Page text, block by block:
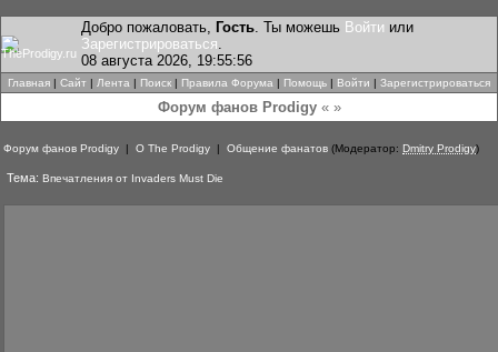
Добро пожаловать, Гость. Ты можешь Войти или
Зарегистрироваться.
08 августа 2026, 19:55:56
Главная | Сайт | Лента | Поиск | Правила Форума | Помощь | Войти | Зарегистрироваться
Форум фанов Prodigy« »
Форум фанов Prodigy | О The Prodigy | Общение фанатов (Модератор: Dmitry Prodigy)
Тема: Впечатления от Invaders Must Die